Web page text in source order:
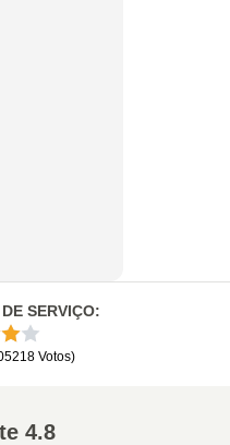
SERVIÇO:
Votos)
4.8